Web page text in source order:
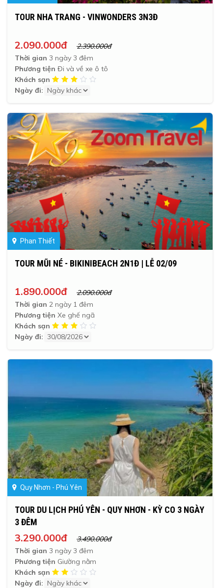
TOUR NHA TRANG - VINWONDERS 3N3Đ
2.090.000đ
2.390.000đ
Thời gian 3 ngày 3 đêm
Phương tiện Đi và về xe ô tô
Khách sạn
Ngày đi:
Phan Thiết
TOUR MŨI NÉ - BIKINIBEACH 2N1Đ | LỄ 02/09
1.890.000đ
2.090.000đ
Thời gian 2 ngày 1 đêm
Phương tiện Xe ghế ngã
Khách sạn
Ngày đi:
Quy Nhơn - Phú Yên
TOUR DU LỊCH PHÚ YÊN - QUY NHƠN - KỲ CO 3 NGÀY
3 ĐÊM
3.290.000đ
3.490.000đ
Thời gian 3 ngày 3 đêm
Phương tiện Giường nằm
Khách sạn
Ngày đi: